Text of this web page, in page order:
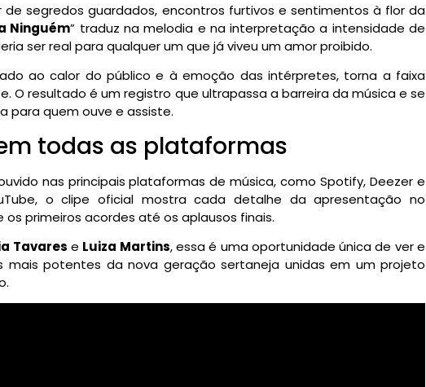
segredos guardados, encontros furtivos e sentimentos à flor da
Ninguém” traduz na melodia e na interpretação a intensidade de
ser real para qualquer um que já viveu um amor proibido.
ao calor do público e à emoção das intérpretes, torna a faixa
O resultado é um registro que ultrapassa a barreira da música e se
para quem ouve e assiste.
todas as plataformas
nas principais plataformas de música, como Spotify, Deezer e
o clipe oficial mostra cada detalhe da apresentação no
os primeiros acordes até os aplausos finais.
Tavares e Luiza Martins, essa é uma oportunidade única de ver e
mais potentes da nova geração sertaneja unidas em um projeto